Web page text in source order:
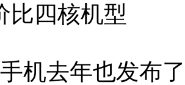
比四核机型
机去年也发布